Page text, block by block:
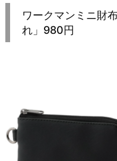
ワークマンミニ財
れ」980円